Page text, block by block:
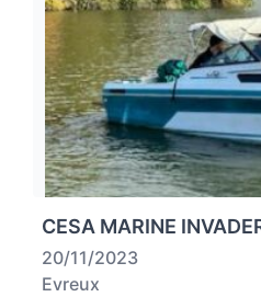
CESA MARINE
20/11/2023
Evreux